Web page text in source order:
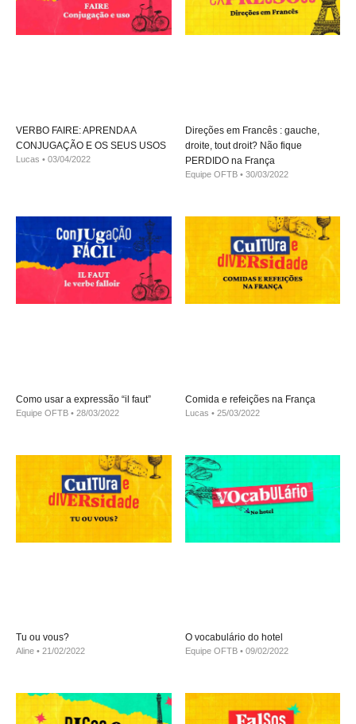
VERBO FAIRE: APRENDA A
CONJUGAÇÃO E OS SEUS USOS
Lucas 03/04/2022
Direções em Francês : gauche,
droite, tout droit? Não fique
PERDIDO na França
Equipe OFTB 30/03/2022
Como usar a expressão “il faut”
Equipe OFTB 28/03/2022
Comida e refeições na França
Lucas 25/03/2022
Tu ou vous?
Aline 21/02/2022
O vocabulário do hotel
Equipe OFTB 09/02/2022